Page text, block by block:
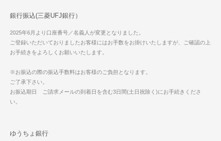
銀行振込(三菱UFJ銀行）
2025年6月より口座番号／名義人が変更となりました。
ご登録いただいておりましたお客様にはお手数をお掛けいたしますが、ご確認の上
お手続きをよろしくお願いいたします。
※お振込の際の振込手数料はお客様のご負担となります。
ご了承下さい。
お振込期日 ご請求メールの到着日を含む3日間(土日祝除く)にお手続きくださ
い。
ゆうちょ銀行